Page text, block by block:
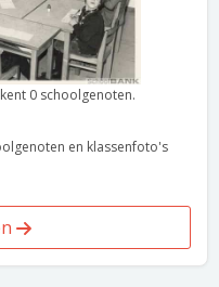
0 schoolgenoten.
en klassenfoto's